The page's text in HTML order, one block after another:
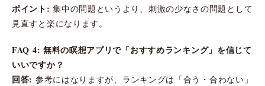
ポイント: 集中の問題というより、刺激の少なさの問題として
見直すと楽になります。
FAQ 4: 無料の瞑想アプリで「おすすめランキング」を信じて
いいですか？
回答: 参考にはなりますが、ランキングは「合う・合わない」